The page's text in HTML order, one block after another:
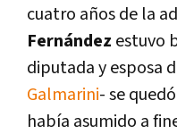
cuatro años de la
Fernández estuvo
diputada y esposa
Galmarini- se
había asumido a